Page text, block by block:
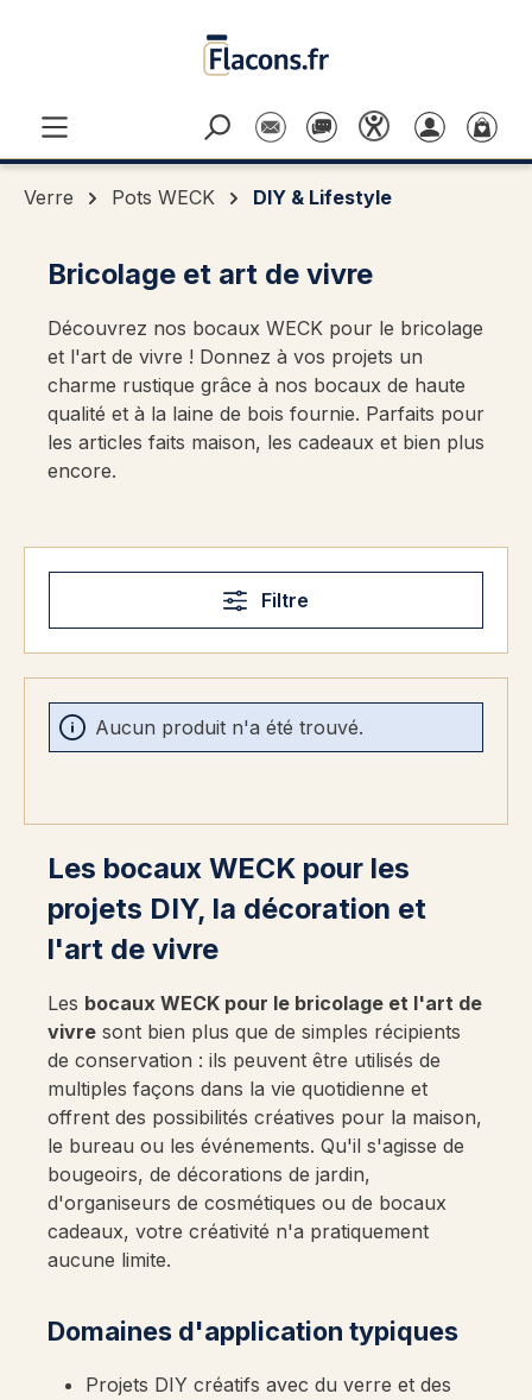
Verre Pots WECK DIY & Lifestyle
Bricolage et art de vivre
Découvrez nos bocaux WECK pour le bricolage
et l'art de vivre ! Donnez à vos projets un
charme rustique grâce à nos bocaux de haute
qualité et à la laine de bois fournie. Parfaits pour
les articles faits maison, les cadeaux et bien plus
encore.
Filtre
Aucun produit n'a été trouvé.
Les bocaux WECK pour les
projets DIY, la décoration et
l'art de vivre
Les bocaux WECK pour le bricolage et l'art de
vivre sont bien plus que de simples récipients
de conservation : ils peuvent être utilisés de
multiples façons dans la vie quotidienne et
offrent des possibilités créatives pour la maison,
le bureau ou les événements. Qu'il s'agisse de
bougeoirs, de décorations de jardin,
d'organiseurs de cosmétiques ou de bocaux
cadeaux, votre créativité n'a pratiquement
aucune limite.
Domaines d'application typiques
Projets DIY créatifs avec du verre et des